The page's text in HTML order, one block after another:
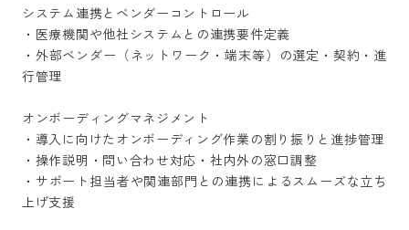
システム連携とベンダーコントロール
・医療機関や他社システムとの連携要件定義
・外部ベンダー（ネットワーク・端末等）の選定・契約・進
行管理
オンボーディングマネジメント
・導入に向けたオンボーディング作業の割り振りと進捗管理
・操作説明・問い合わせ対応・社内外の窓口調整
・サポート担当者や関連部門との連携によるスムーズな立ち
上げ支援